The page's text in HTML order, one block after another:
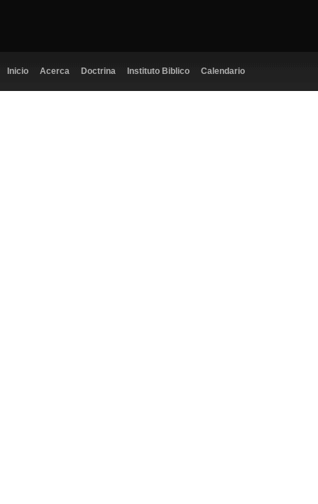
Inicio Acerca Doctrina Instituto Biblico Calendario